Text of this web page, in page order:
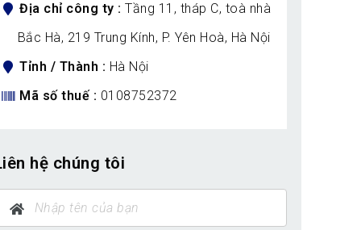
Địa chỉ công ty
Tầng 11, tháp C, toà nhà
Bắc Hà, 219 Trung Kính, P. Yên Hoà, Hà Nội
Tỉnh / Thành
Hà Nội
Mã số thuế
0108752372
hệ chúng tôi